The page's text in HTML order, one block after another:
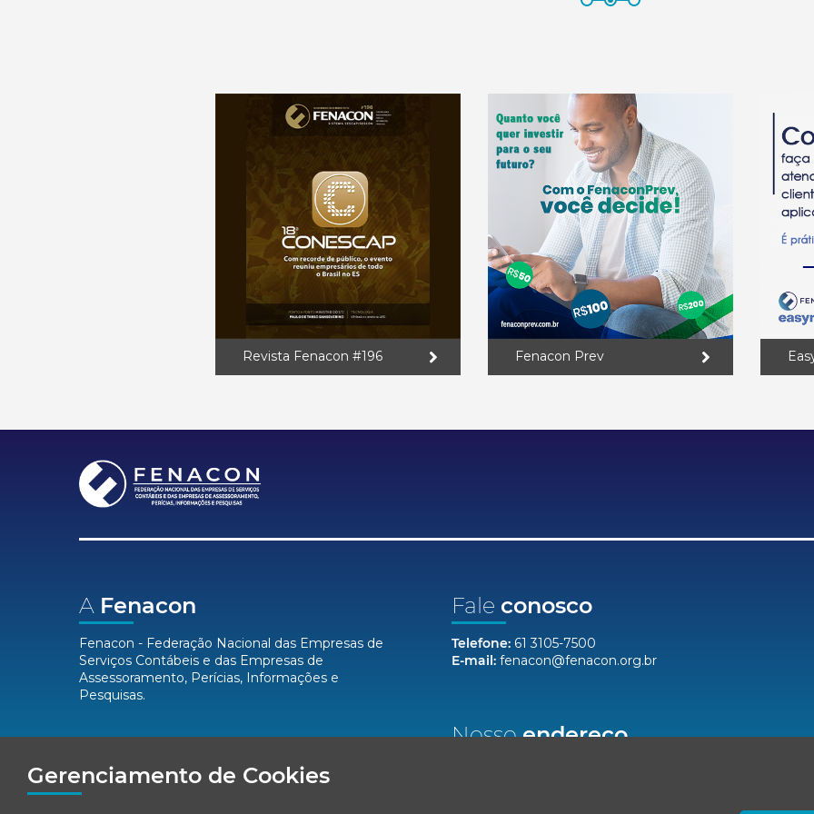
Gerenciamento de Cookies
Revista Fenacon #196 Fenacon Prev
A Fenacon
Fenacon - Federação Nacional das Empresas de
Serviços Contábeis e das Empresas de
Assessoramento, Perícias, Informações e
Pesquisas.
MídiasSociais
Fale conosco
Telefone: 61 3105-7500
E-mail: fenacon@fenacon.org.br
Nossoendereço